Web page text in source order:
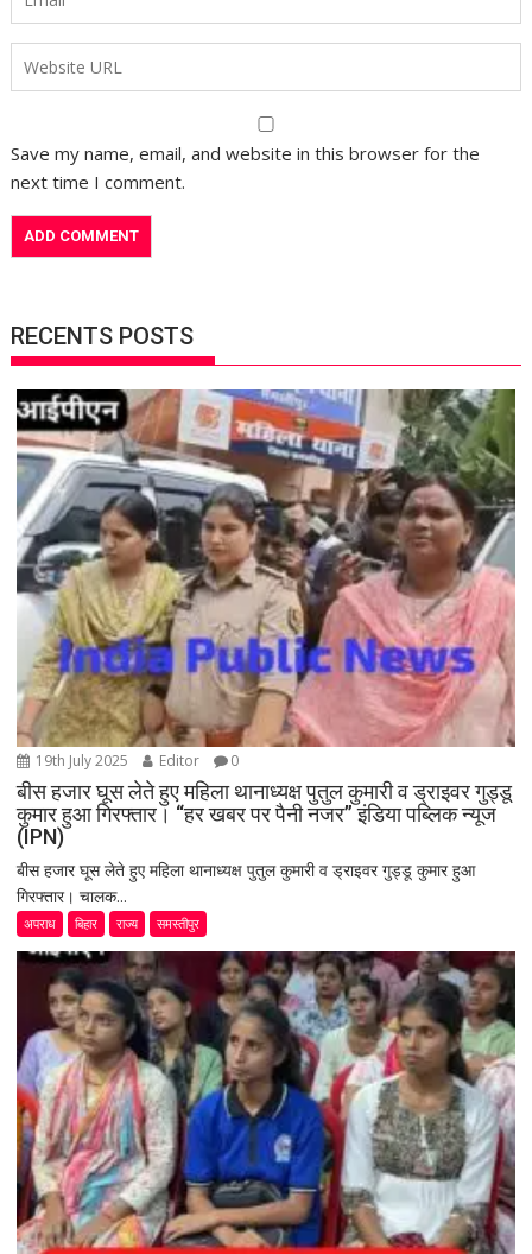
Save my name, email, and website in this browser for the
next time I comment.
RECENTS POSTS
19th July 2025 Editor 0
बीस हजार घूस लेते हुए महिला थानाध्यक्ष पुतुल कुमारी व ड्राइवर गुड्डू
कुमार हुआ गिरफ्तार। “हर खबर पर पैनी नजर” इंडिया पब्लिक न्यूज
(IPN)
बीस हजार घूस लेते हुए महिला थानाध्यक्ष पुतुल कुमारी व ड्राइवर गुड्डू कुमार हुआ
गिरफ्तार। चालक...
अपराध बिहार राज्य समस्तीपुर